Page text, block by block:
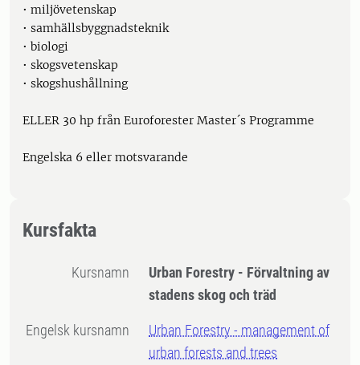
• miljövetenskap
• samhällsbyggnadsteknik
• biologi
• skogsvetenskap
• skogshushållning
ELLER 30 hp från Euroforester Master´s Programme
Engelska 6 eller motsvarande
Kursfakta
Kursnamn
Urban Forestry - Förvaltning av
stadens skog och träd
Engelsk kursnamn
Urban Forestry - management of
urban forests and trees